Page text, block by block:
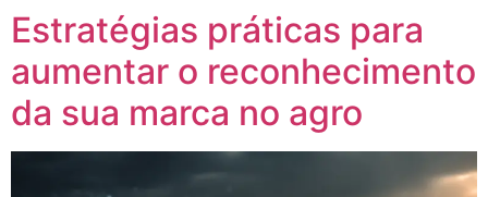
Estratégias práticas para
aumentar o reconhecimento
da sua marca no agro